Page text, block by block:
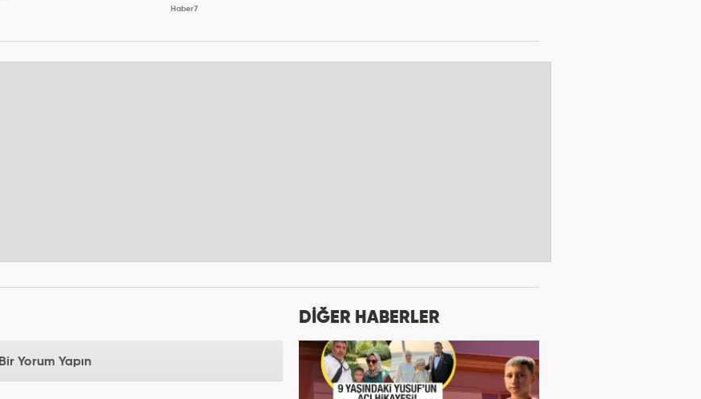
Haber7
Bir Yorum Yapın
DİĞER HABERLER